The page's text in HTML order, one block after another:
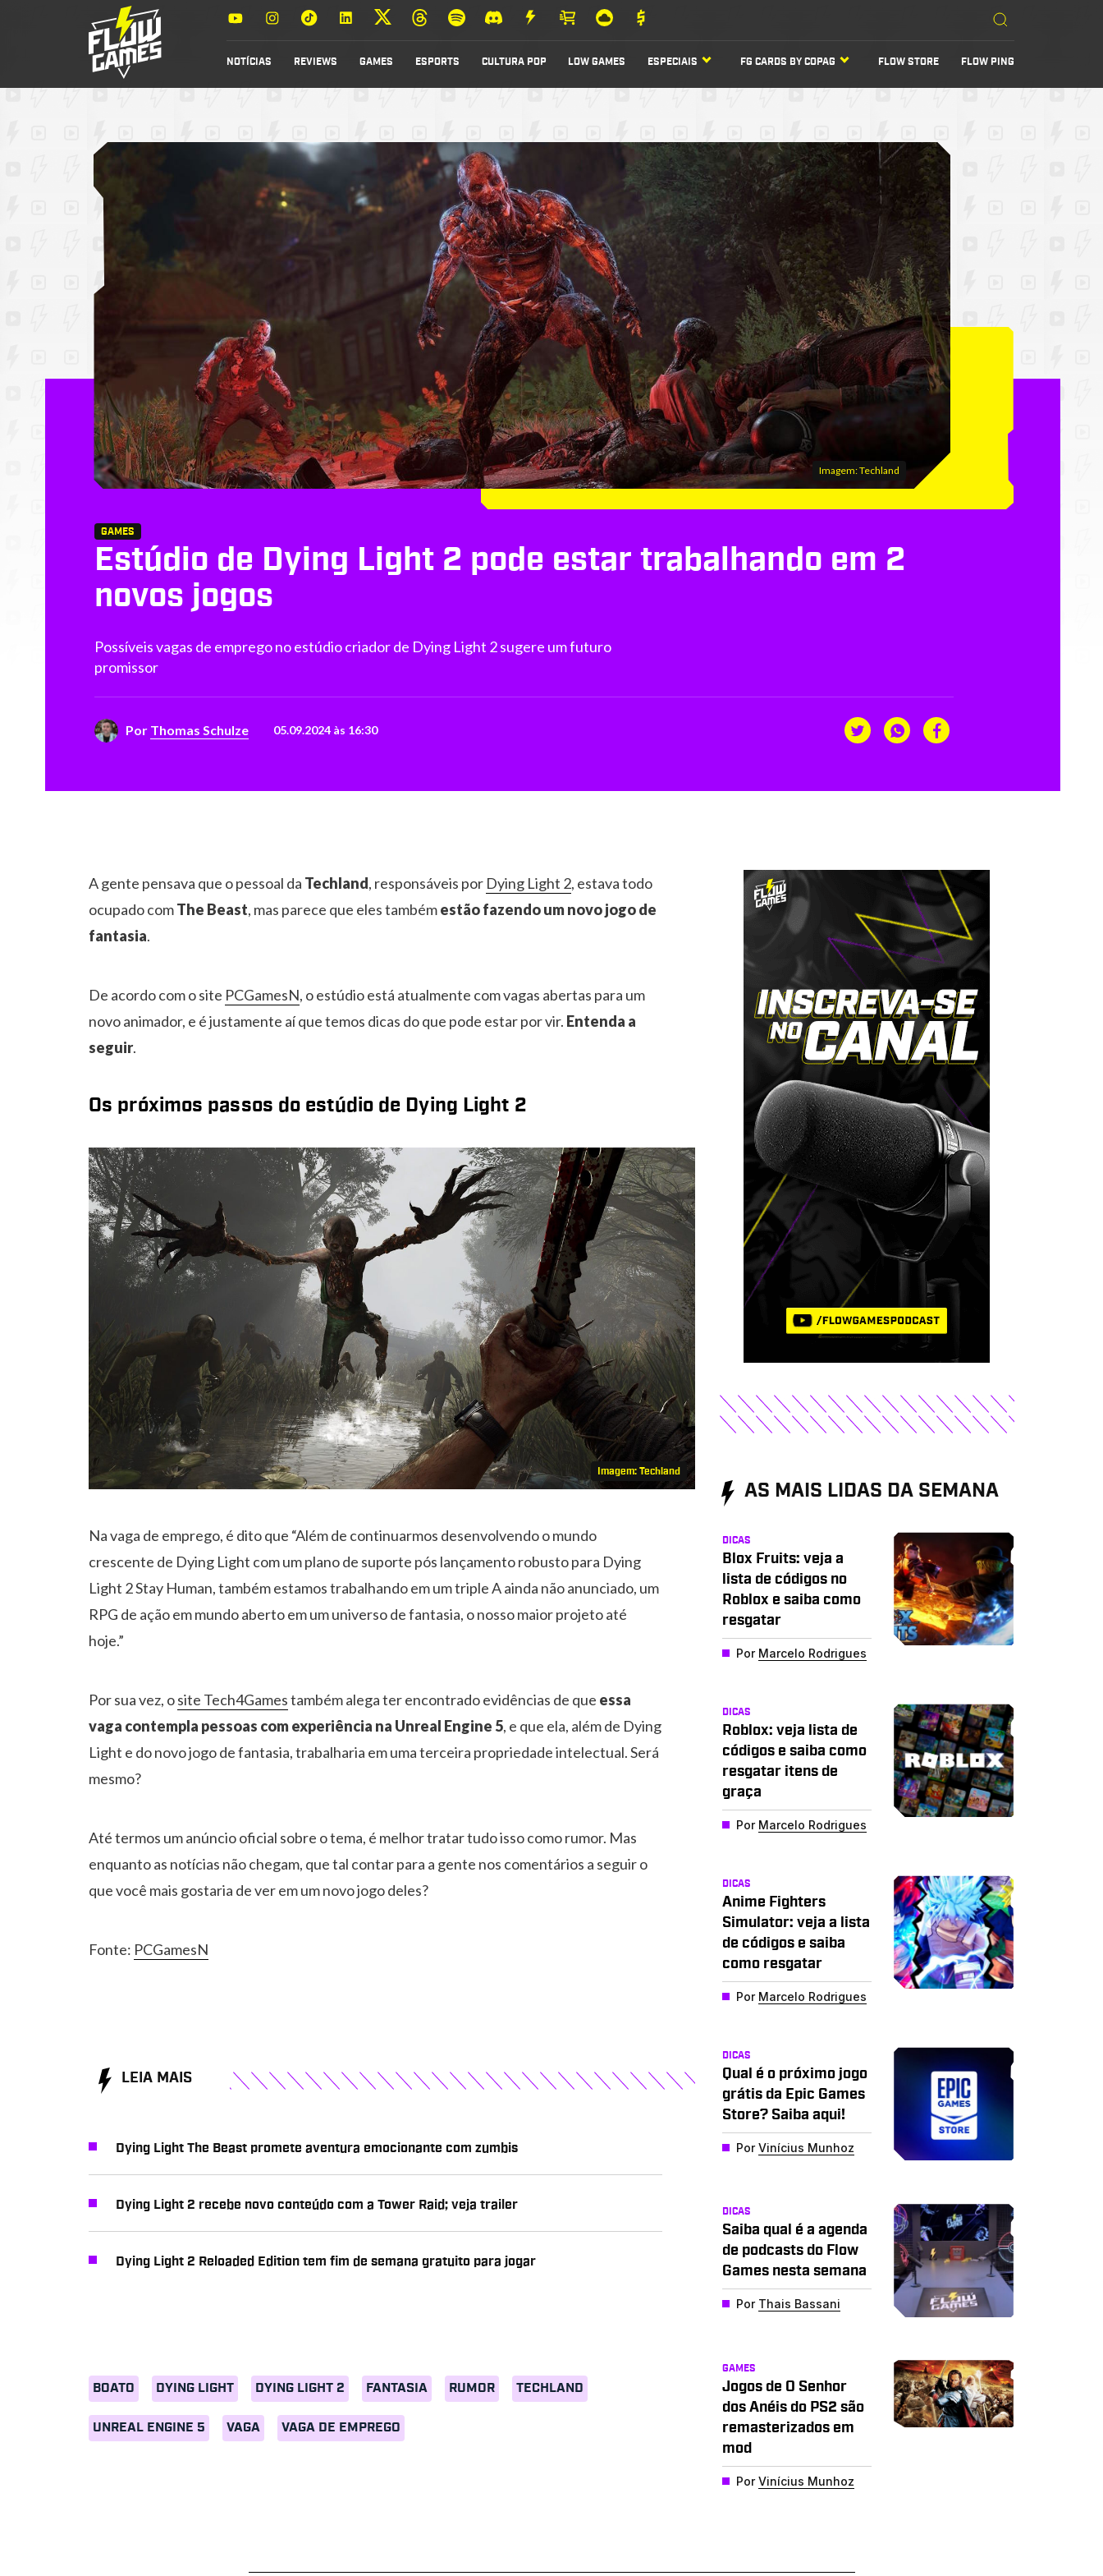
NOTÍCIAS REVIEWS GAMES ESPORTS CULTURA POP LOW GAMES ESPECIAIS FG CARDS BY COPAG FLOW STORE FLOW PING
Imagem: Techland
GAMES
Estúdio de Dying Light 2 pode estar trabalhando em 2
novos jogos
Possíveis vagas de emprego no estúdio criador de Dying Light 2 sugere um futuro
promissor
Por Thomas Schulze 05.09.2024 às 16:30
A gente pensava que o pessoal da Techland, responsáveis por Dying Light 2, estava todo
ocupado comThe Beast, mas parece que eles tambémestão fazendo um novo jogo de
fantasia.
De acordo com o site PCGamesN, o estúdio está atualmente com vagas abertas para um
novo animador, e é justamente aí que temos dicas do que pode estar por vir. Entenda a
seguir.
Os próximos passos do estúdio de Dying Light 2
Imagem: Techland
Na vaga de emprego, é dito que “Além de continuarmos desenvolvendo o mundo
crescente de Dying Light com um plano de suporte pós lançamento robusto para Dying
Light 2 Stay Human, também estamos trabalhando em um triple A ainda não anunciado, um
RPG de ação em mundo aberto em um universo de fantasia, o nosso maior projeto até
hoje.”
Por sua vez, osite Tech4Gamestambém alega ter encontrado evidências de que essa
vaga contempla pessoas com experiência na Unreal Engine 5, e que ela, além de Dying
Light e do novo jogo de fantasia, trabalharia em uma terceira propriedade intelectual. Será
mesmo?
Até termos um anúncio oficial sobre o tema, é melhor tratar tudo isso como rumor. Mas
enquanto as notícias não chegam, que tal contar para a gente nos comentários a seguir o
que você mais gostaria de ver em um novo jogo deles?
Fonte: PCGamesN
BOATO DYING LIGHT DYING LIGHT 2 FANTASIA RUMOR TECHLAND
UNREAL ENGINE 5 VAGA VAGA DE EMPREGO
LEIA MAIS
Dying Light The Beast promete aventura emocionante com zumbis
Dying Light 2 recebe novo conteúdo com a Tower Raid; veja trailer
Dying Light 2 Reloaded Edition tem fim de semana gratuito para jogar
AS MAIS LIDAS DA SEMANA
DICAS
Blox Fruits: veja a
lista de códigos no
Roblox e saiba como
resgatar
Por Marcelo Rodrigues
DICAS
Roblox: veja lista de
códigos e saiba como
resgatar itens de
graça
Por Marcelo Rodrigues
DICAS
Anime Fighters
Simulator: veja a lista
de códigos e saiba
como resgatar
Por Marcelo Rodrigues
DICAS
Qual é o próximo jogo
grátis da Epic Games
Store? Saiba aqui!
PorVinícius Munhoz
DICAS
Saiba qual é a agenda
de podcasts do Flow
Games nesta semana
Por Thais Bassani
GAMES
Jogos de O Senhor
dos Anéis do PS2 são
remasterizados em
mod
PorVinícius Munhoz